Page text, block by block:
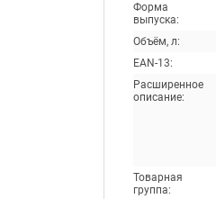
Форма
выпуска:
Объём, л:
EAN-13:
Расширенное
описание:
Товарная
группа: